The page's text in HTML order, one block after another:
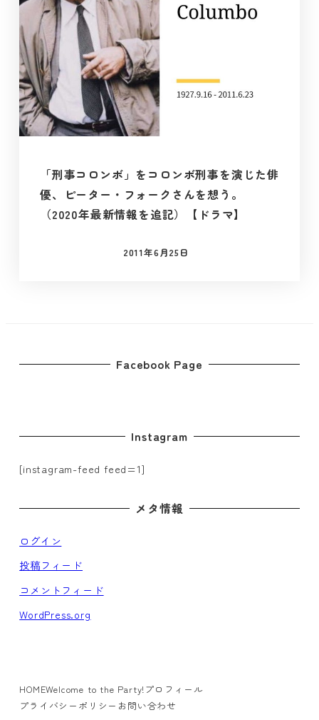
「刑事コロンボ」をコロンボ刑事を演じた俳
優、ピーター・フォークさんを想う。
（2020年最新情報を追記）【ドラマ】
投稿日
2011年6月25日
Facebook Page
Instagram
[instagram-feed feed=1]
メタ情報
ログイン
投稿フィード
コメントフィード
WordPress.org
HOMEWelcome to the Party! プロフィール
プライバシーポリシー お問い合わせ